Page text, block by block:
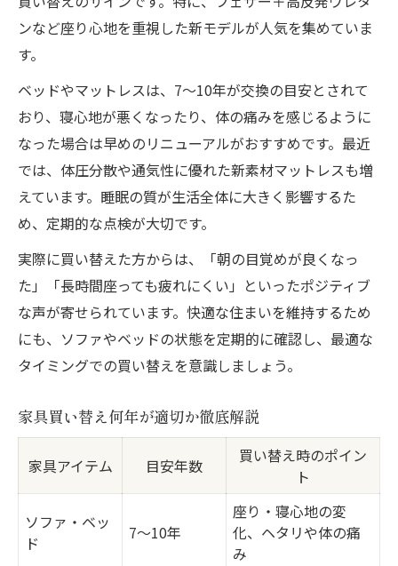
ンなど座り心地を重視した新モデルが人気を集めていま
す。
ベッドやマットレスは、7〜10年が交換の目安とされて
おり、寝心地が悪くなったり、体の痛みを感じるように
なった場合は早めのリニューアルがおすすめです。最近
では、体圧分散や通気性に優れた新素材マットレスも増
えています。睡眠の質が生活全体に大きく影響するた
め、定期的な点検が大切です。
実際に買い替えた方からは、「朝の目覚めが良くなっ
た」「長時間座っても疲れにくい」といったポジティブ
な声が寄せられています。快適な住まいを維持するため
にも、ソファやベッドの状態を定期的に確認し、最適な
タイミングでの買い替えを意識しましょう。
家具買い替え何年が適切か徹底解説
家具アイテム 目安年数
買い替え時のポイン
ト
ソファ・ベッ
ド
7～10年
座り・寝心地の変
化、ヘタリや体の痛
み